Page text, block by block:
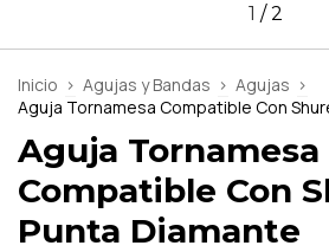
1 /2
Inicio > Agujas y Bandas > Agujas >
Aguja Tornamesa Compatible Con
Aguja Tornamesa
Compatible Con
Punta Diamante